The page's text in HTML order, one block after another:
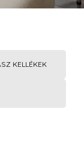
KELLÉKEK